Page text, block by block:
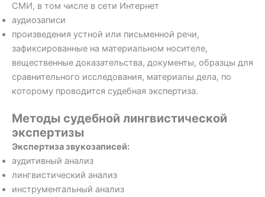
СМИ, в том числе в сети Интернет
аудиозаписи
произведения устной или письменной речи,
зафиксированные на материальном носителе,
вещественные доказательства, документы, образцы для
сравнительного исследования, материалы дела, по
которому проводится судебная экспертиза.
Методы судебной лингвистической
экспертизы
Экспертиза звукозаписей:
аудитивный анализ
лингвистический анализ
инструментальный анализ